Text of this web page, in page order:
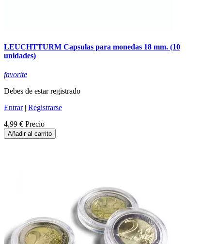
LEUCHTTURM Capsulas para monedas 18 mm. (10
unidades)
favorite
Debes de estar registrado
Entrar| Registrarse
4,99 € Precio
Añadir al carrito